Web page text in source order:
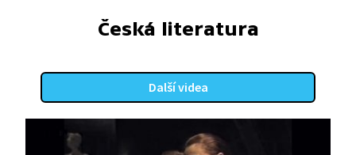
Česká literatura
Další videa